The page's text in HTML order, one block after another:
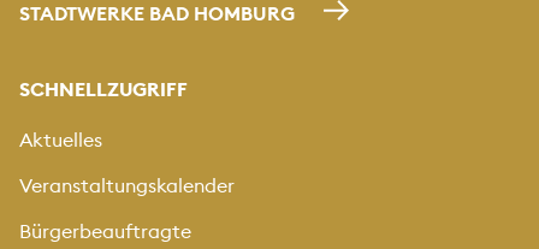
STADTWERKE BAD HOMBURG
SCHNELLZUGRIFF
Aktuelles
Veranstaltungskalender
Bürgerbeauftragte